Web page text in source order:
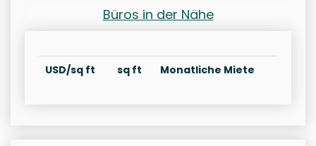
Büros in der Nähe
USD/sq ft sq ft Monatliche Miete